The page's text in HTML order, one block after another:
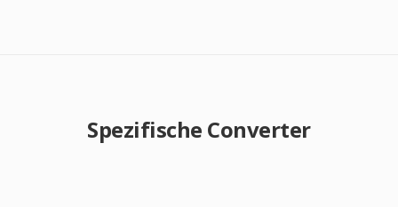
Spezifische Converter